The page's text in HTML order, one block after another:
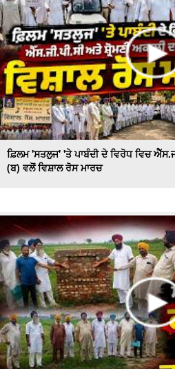
ਫ਼ਿਲਮ 'ਸਤਲੁਜ' 'ਤੇ ਪਾਬੰਦੀ ਦੇ ਵਿਰੋਧ ਵਿਚ
(ਬ) ਵਲੋਂ ਵਿਸ਼ਾਲ ਰੋਸ ਮਾਰਚ